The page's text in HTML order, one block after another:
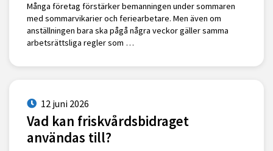
Många företag förstärker bemanningen under sommaren
med sommarvikarier och feriearbetare. Men även om
anställningen bara ska pågå några veckor gäller samma
arbetsrättsliga regler som …
12 juni 2026
Vad kan friskvårdsbidraget
användas till?